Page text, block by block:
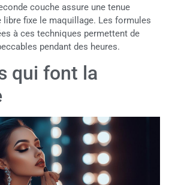
couche assure une tenue
libre fixe le maquillage. Les formules
à ces techniques permettent de
pendant des heures.
qui font la